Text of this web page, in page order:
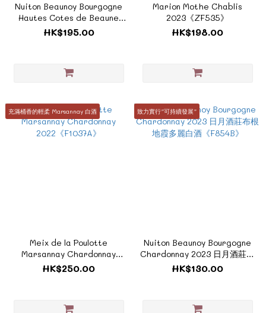
Nuiton Beaunoy Bourgogne
Hautes Cotes de Beaune
Blanc Grande Cuvee
2023《F540》
HK$195.00
Marion Mothe Chablis
2023《ZF535》
HK$198.00
充滿桶香的輕柔 Marsannay 白酒
Meix de la Poulotte
Marsannay Chardonnay
2022《F1037A》
HK$250.00
致力實行”可持續發展”
Nuiton Beaunoy Bourgogne
Chardonnay 2023 日月酒莊布
根地霞多麗白酒《F854B》
HK$130.00